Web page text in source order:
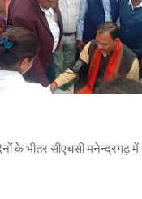
के भीतर सीएचसी मनेन्द्रगढ़ में